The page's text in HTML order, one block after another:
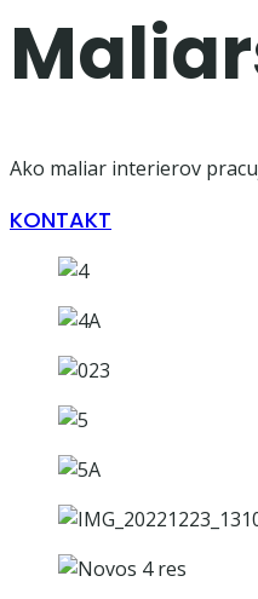
Ako maliar interierov
KONTAKT